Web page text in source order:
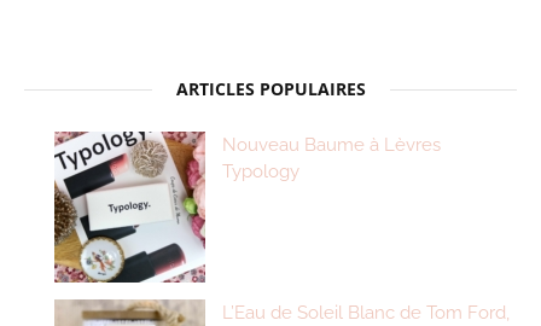
ARTICLES POPULAIRES
Nouveau Baume à Lèvres
Typology
L’Eau de Soleil Blanc de Tom Ford,